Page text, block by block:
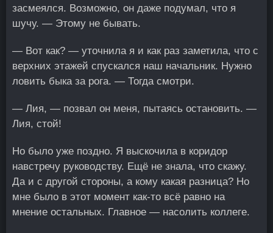
засмеялся. Возможно, он даже подумал, что я
шучу. — Этому не бывать.
— Вот как? — уточнила я и как раз заметила, что с
верхних этажей спускался наш начальник. Нужно
ловить быка за рога. — Тогда смотри.
— Лия, — позвал он меня, пытаясь остановить. —
Лия, стой!
Но было уже поздно. Я выскочила в коридор
навстречу руководству. Ещё не знала, что скажу.
Да и с другой стороны, а кому какая разница? Но
мне было в этот момент как-то всё равно на
мнение остальных. Главное — насолить коллеге.